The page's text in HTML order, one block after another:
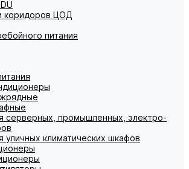
коридоров ЦОД
питания
серверных, промышленных, электро-
уличных климатических шкафов